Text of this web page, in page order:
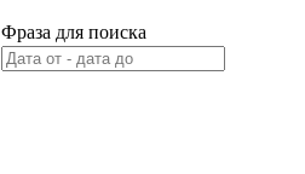
Фраза для поиска